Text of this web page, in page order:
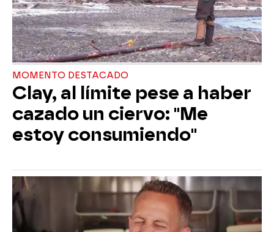
MOMENTO DESTACADO
Clay, al límite pese a haber
cazado un ciervo: "Me
estoy consumiendo"